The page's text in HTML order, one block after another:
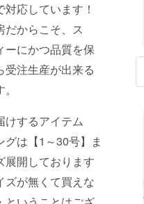
対応しています！
だからこそ、ス
ーにかつ品質を保
受注生産が出来る
けするアイテム
グは【1～30号】ま
展開しております
ズが無くて買えな